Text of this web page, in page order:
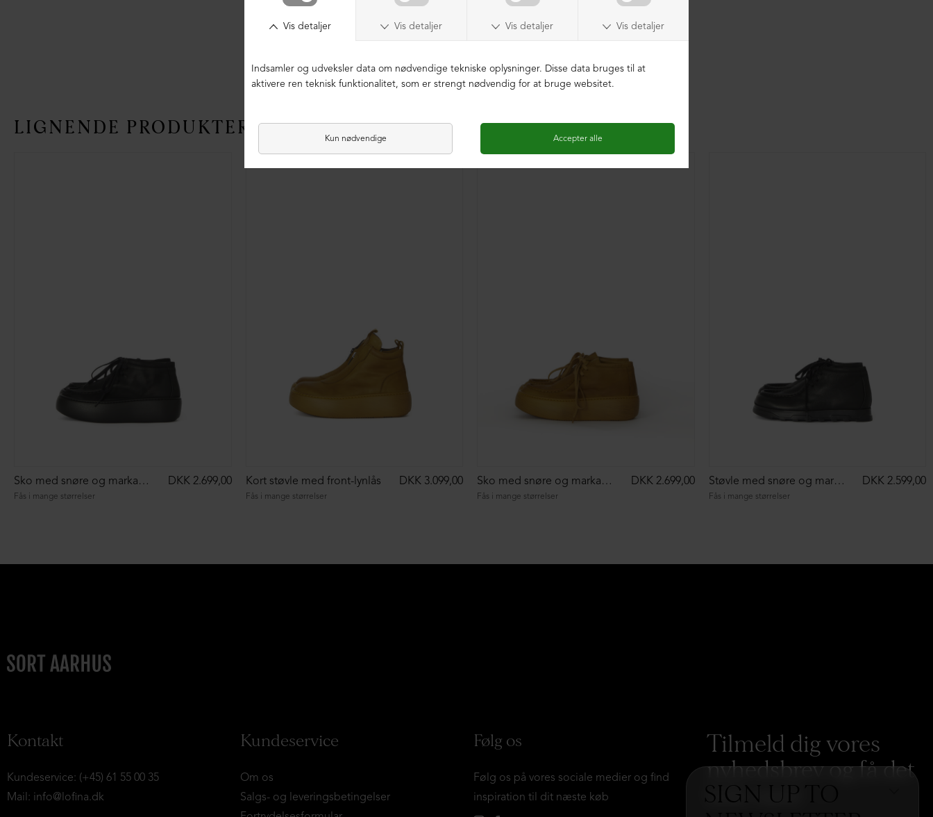
SIGN UP TO
LIGNENDE PRODUKTER
Fås i mange størrelser
Sko med snøre og markant syning DKK 2.699,00
Fås i mange størrelser
Kort støvle med front-lynlås DKK 3.099,00
Fås i mange størrelser
Sko med snøre og markant syning DKK 2.699,00
Fås i mange størrelser
Støvle med snøre og markant syning DKK 2.599,00
Kontakt
Kundeservice: (+45) 61 55 00 35
Mail: info@lofina.dk
Kundeservice
Om os
Salgs- og leveringsbetingelser
Følg os
Følg os på vores sociale medier og find
inspiration til dit næste køb
Tilmeld dig vores
nyhedsbrev og få det
hele med